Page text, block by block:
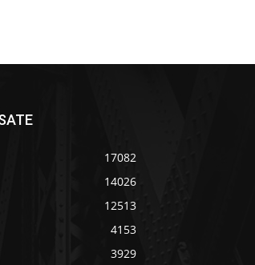
17082
14026
12513
4153
3929